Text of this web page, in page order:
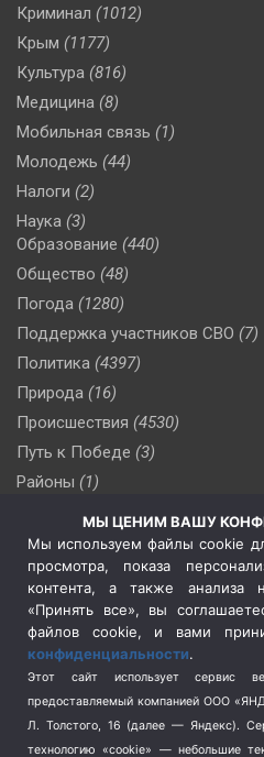
Криминал (1012)
Крым (1177)
Культура (816)
Медицина (8)
Мобильная связь (1)
Молодежь (44)
Налоги (2)
Наука (3)
Образование (440)
Общество (48)
Погода (1280)
Поддержка участников СВО (7)
Политика (4397)
Природа (16)
Происшествия (4530)
Путь к Победе (3)
Районы (1)
(510)
Сельское хозяйство (3)
Социальная политика
(3)
Спецоперация в Украине
Спецоперация на Украине
(404)
Спорт (740)
Терроризм (1)
Транспорт (262)
МЫ ЦЕНИМ ВАШУ
Мы используем файлы cookie
просмотра, показа
контента, а также анализа
«Принять все», вы
файлов cookie, и вами
конфиденциальности.
Этот сайт использует сервис
предоставляемый компанией ООО
Л. Толстого, 16 (далее — Яндекс).
технологию «cookie» — небольшие